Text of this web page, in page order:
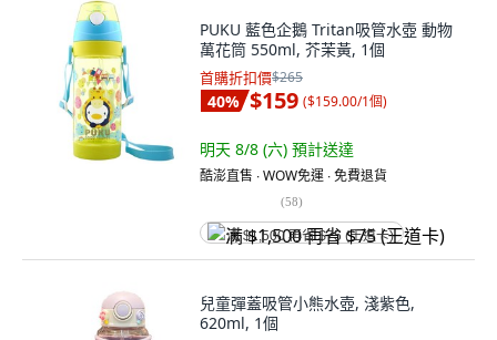
PUKU 藍色企鵝 Tritan吸管水壺 動物
萬花筒 550ml, 芥茉黃, 1個
首購折扣價$265
40% $159 ($159.00/1個)
明天 8/8 (六) 預計送達
酷澎直售 ∙ WOW免運 ∙ 免費退貨
(58)
满 $1,500 再省 $75 (王道卡)
兒童彈蓋吸管小熊水壺, 淺紫色,
620ml, 1個